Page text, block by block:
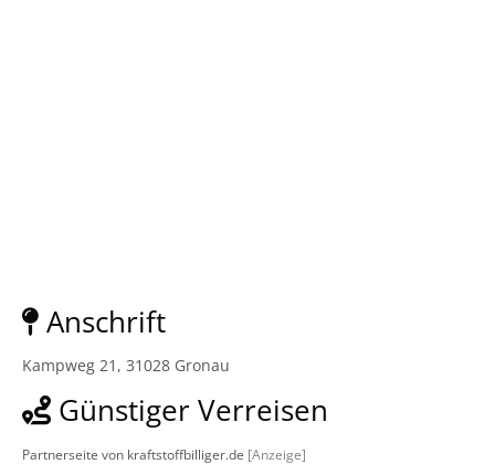
Anschrift
Kampweg 21, 31028 Gronau
Günstiger Verreisen
Partnerseite von kraftstoffbilliger.de [Anzeige]